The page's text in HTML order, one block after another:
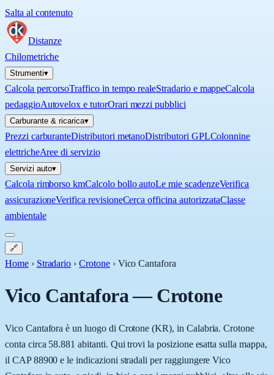
Salta al contenuto
Distanze
Chilometriche
Strumenti▾
Calcola percorsoTraffico in tempo realeStradario e mappeCalcola
pedaggioAutovelox e tutorOrari mezzi pubblici
Carburante & ricarica▾
Prezzi carburanteDistributori metanoDistributori GPLColonnine
elettricheAree di servizio
Servizi auto▾
Calcola rimborso kmCalcolo bollo autoLe mie scadenzeVerifica
assicurazioneVerifica revisioneCerca officina autorizzataClasse
ambientale
🔗
Home › Stradario › Crotone › Vico Cantafora
Vico Cantafora—Crotone
Vico Cantafora è un luogo di Crotone (KR), in Calabria. Crotone
conta circa 58.881 abitanti. Qui trovi la posizione esatta sulla mappa,
il CAP 88900 e le indicazioni stradali per raggiungere Vico